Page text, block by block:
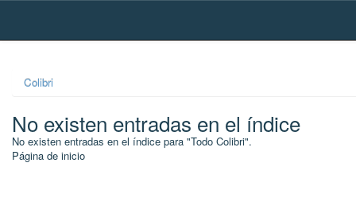
Skip
Colibri
No existen entradas en el índice
No existen entradas en el índice para "Todo Colibri".
Página de inicio